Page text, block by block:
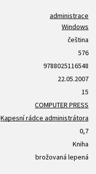
administrace
Windows
čeština
576
9788025116548
22.05.2007
15
COMPUTER PRESS
Kapesní rádce administrátora
0,7
Kniha
brožovaná lepená